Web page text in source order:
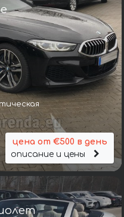
цена от €500 в день
описание и цены